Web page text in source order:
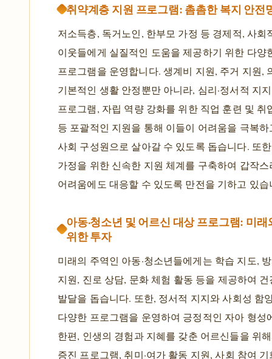
취약계층 지원 프로그램: 촘촘한 복지 안전
저소득층, 독거노인, 한부모 가정 등 경제적, 사회
이웃들에게 실질적인 도움을 제공하기 위한 다양
프로그램을 운영합니다. 생계비 지원, 주거 지원,
기본적인 생활 안정뿐만 아니라, 심리·정서적 지
프로그램, 자립 역량 강화를 위한 직업 훈련 및 취
등 포괄적인 지원을 통해 이들이 어려움을 극복
사회 구성원으로 살아갈 수 있도록 돕습니다. 또
가정을 위한 신속한 지원 체계를 구축하여 갑작스
어려움에도 대응할 수 있도록 만전을 기하고 있습
아동·청소년 및 어르신 대상 프로그램: 미래
위한 투자
미래의 주역인 아동·청소년들에게는 학습 지도,
지원, 진로 상담, 문화 체험 활동 등을 제공하여
발달을 돕습니다. 또한, 정서적 지지와 사회성 함
다양한 프로그램을 운영하여 긍정적인 자아 형성
한편, 인생의 경험과 지혜를 갖춘 어르신들을 위
증진 프로그램, 취미·여가 활동 지원, 사회 참여